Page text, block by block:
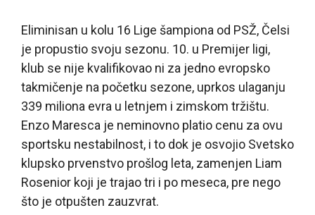
Eliminisan u kolu 16 Lige šampiona od PSŽ, Čelsi
je propustio svoju sezonu. 10. u Premijer ligi,
klub se nije kvalifikovao ni za jedno evropsko
takmičenje na početku sezone, uprkos ulaganju
339 miliona evra u letnjem i zimskom tržištu.
Enzo Maresca je neminovno platio cenu za ovu
sportsku nestabilnost, i to dok je osvojio Svetsko
klupsko prvenstvo prošlog leta, zamenjen Liam
Rosenior koji je trajao tri i po meseca, pre nego
što je otpušten zauzvrat.